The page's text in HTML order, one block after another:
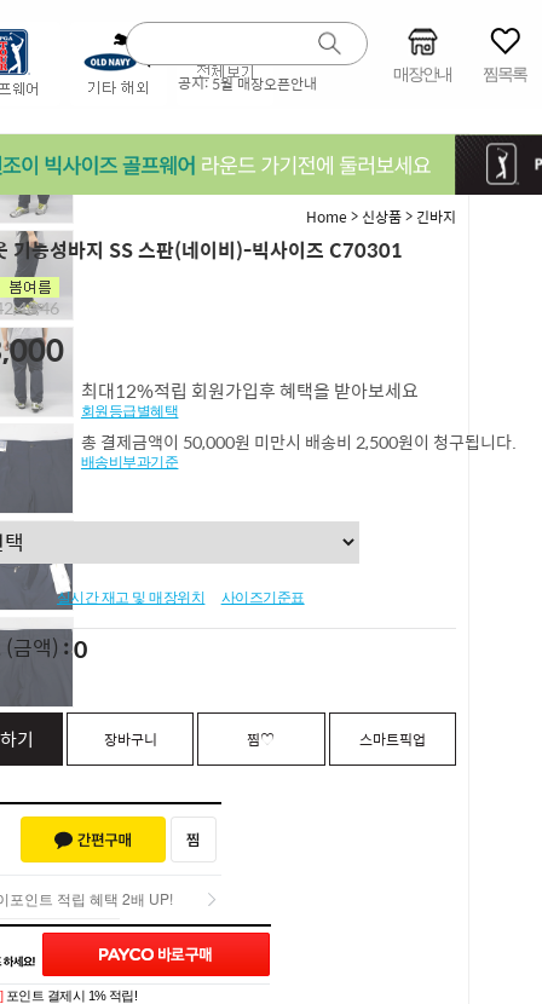
공지:5월 매장오픈안내 매장안내 찜목록
Home> 신상품> 긴바지
기능성바지 SS 스판(네이비)-빅사이즈 C70301
최대12%적립 회원가입후 혜택을 받아보세요
회원등급별혜택
총 결제금액이 50,000원 미만시 배송비 2,500원이 청구됩니다.
배송비부과기준
실시간 재고 및 매장위치 사이즈기준표
(금액) 0
기 장바구니 찜♡ 스마트픽업
포인트 적립 혜택 2배 UP!
포인트 적립 혜택 2배 UP!
포인트 결제시 1% 적립!
(0)